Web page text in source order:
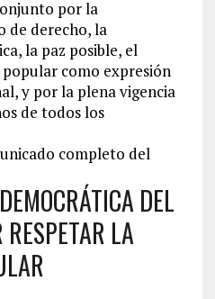
por la
de derecho, la
la paz posible, el
como expresión
y por la plena vigencia
de todos los
completo del
DEL
RESPETAR LA